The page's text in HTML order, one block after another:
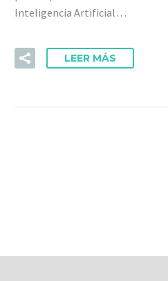
Inteligencia Artificial…
LEER MÁS